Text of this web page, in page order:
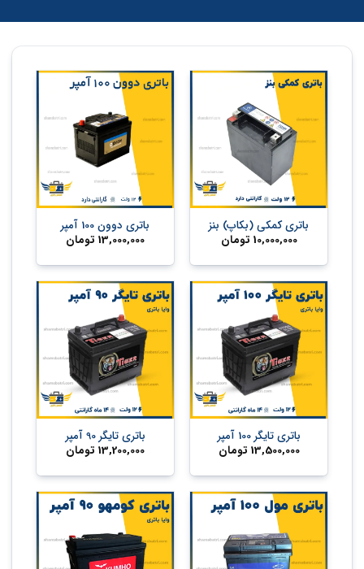
باتری کمکی (بکاپ) بنز
10,000,000 تومان
باتری دوون 100 آمپر
13,000,000 تومان
باتری تایگر 100 آمپر
13,500,000 تومان
باتری تایگر 90 آمپر
13,200,000 تومان